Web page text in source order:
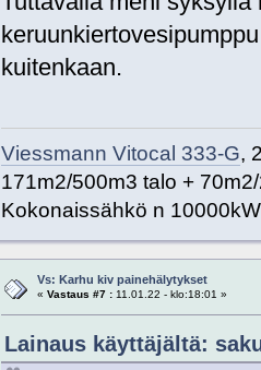
kuitenkaan.
Viessmann Vitocal 333-G,
171m2/500m3 talo +
Kokonaissähkö n
Vs: Karhu kiv painehälytykset
« Vastaus #7 :11.01.22 - klo:18:01 »
Lainaus käyttäjältä: